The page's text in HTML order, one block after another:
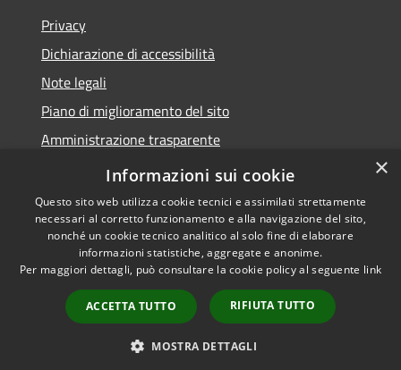
Privacy
Dichiarazione di accessibilità
Note legali
Piano di miglioramento del sito
Amministrazione trasparente
Albo Pretorio
Accessibilità
Copyright © 2026 • Comune di
Trani • Powered by
Municipium•
Accesso
redazione
×
Informazioni sui cookie
Questo sito web utilizza cookie tecnici e assimilati strettamente
necessari al corretto funzionamento e alla navigazione del sito,
nonché un cookie tecnico analitico al solo fine di elaborare
informazioni statistiche, aggregate e anonime.
Per maggiori dettagli, può consultare la cookie policy al seguente link
ACCETTA TUTTO RIFIUTA TUTTO
MOSTRA DETTAGLI